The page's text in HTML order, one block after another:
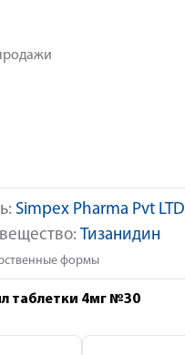
Simpex Pharma Pvt LTD
Тизанидин
формы
таблетки 4мг №30